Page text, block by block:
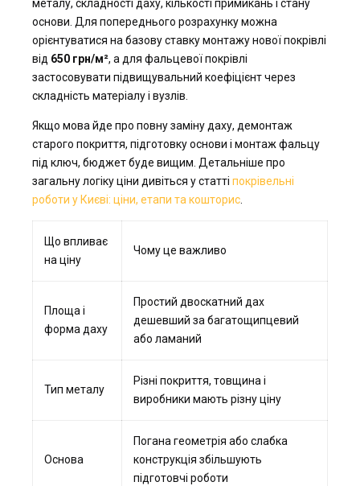
металу, складності даху, кількості примикань і стану
основи. Для попереднього розрахунку можна
орієнтуватися на базову ставку монтажу нової покрівлі
від 650 грн/м², а для фальцевої покрівлі
застосовувати підвищувальний коефіцієнт через
складність матеріалу і вузлів.
Якщо мова йде про повну заміну даху, демонтаж
старого покриття, підготовку основи і монтаж фальцу
під ключ, бюджет буде вищим. Детальніше про
загальну логіку ціни дивіться у статті покрівельні
роботи у Києві: ціни, етапи та кошторис
Що впливає
на ціну
Чому це важливо
Площа і
форма даху
Простий двоскатний дах
дешевший за багатощипцевий
або ламаний
Тип металу
Різні покриття, товщина і
виробники мають різну ціну
Основа
Погана геометрія або слабка
конструкція збільшують
підготовчі роботи